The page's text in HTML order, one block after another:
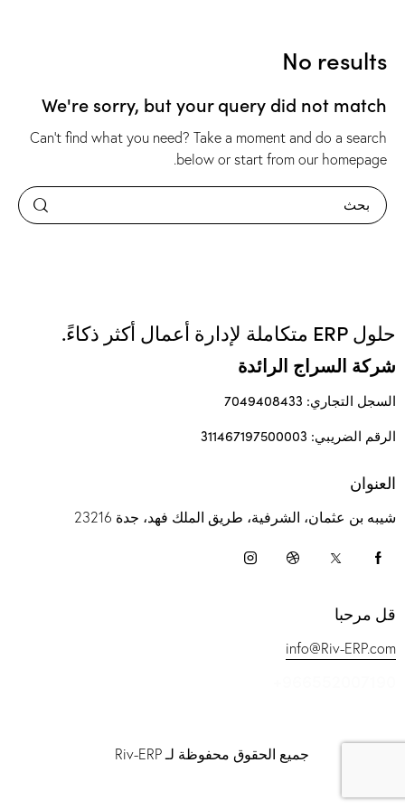
No results
We're sorry, but your query did not match
Can't find what you need? Take a moment and do a search
below or start from our homepage
.
حلول ERP متكاملة لإدارة أعمال أكثر ذكاءً.
شركة السراج الرائدة
السجل التجاري: 7049408433
الرقم الضريبي: 311467197500003
العنوان
شيبه بن عثمان، الشرفية، طريق الملك فهد، جدة 23216
قل مرحبا
info@Riv-ERP.com
جميع الحقوق محفوظة لـ Riv-ERP